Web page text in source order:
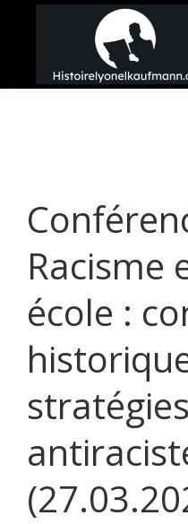
principal
barreHistoire
Racisme
école :
stratégies